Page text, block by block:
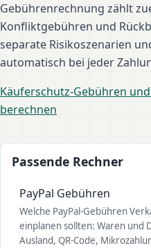
Gebührenrechnung zählt
Konfliktgebühren und
separate Risikoszenarien
automatisch bei jeder
Käuferschutz-Gebühren
berechnen
Passende Rechner
PayPal Gebühren
Welche PayPal-Gebühren
einplanen sollten: Waren und
Ausland, QR-Code,